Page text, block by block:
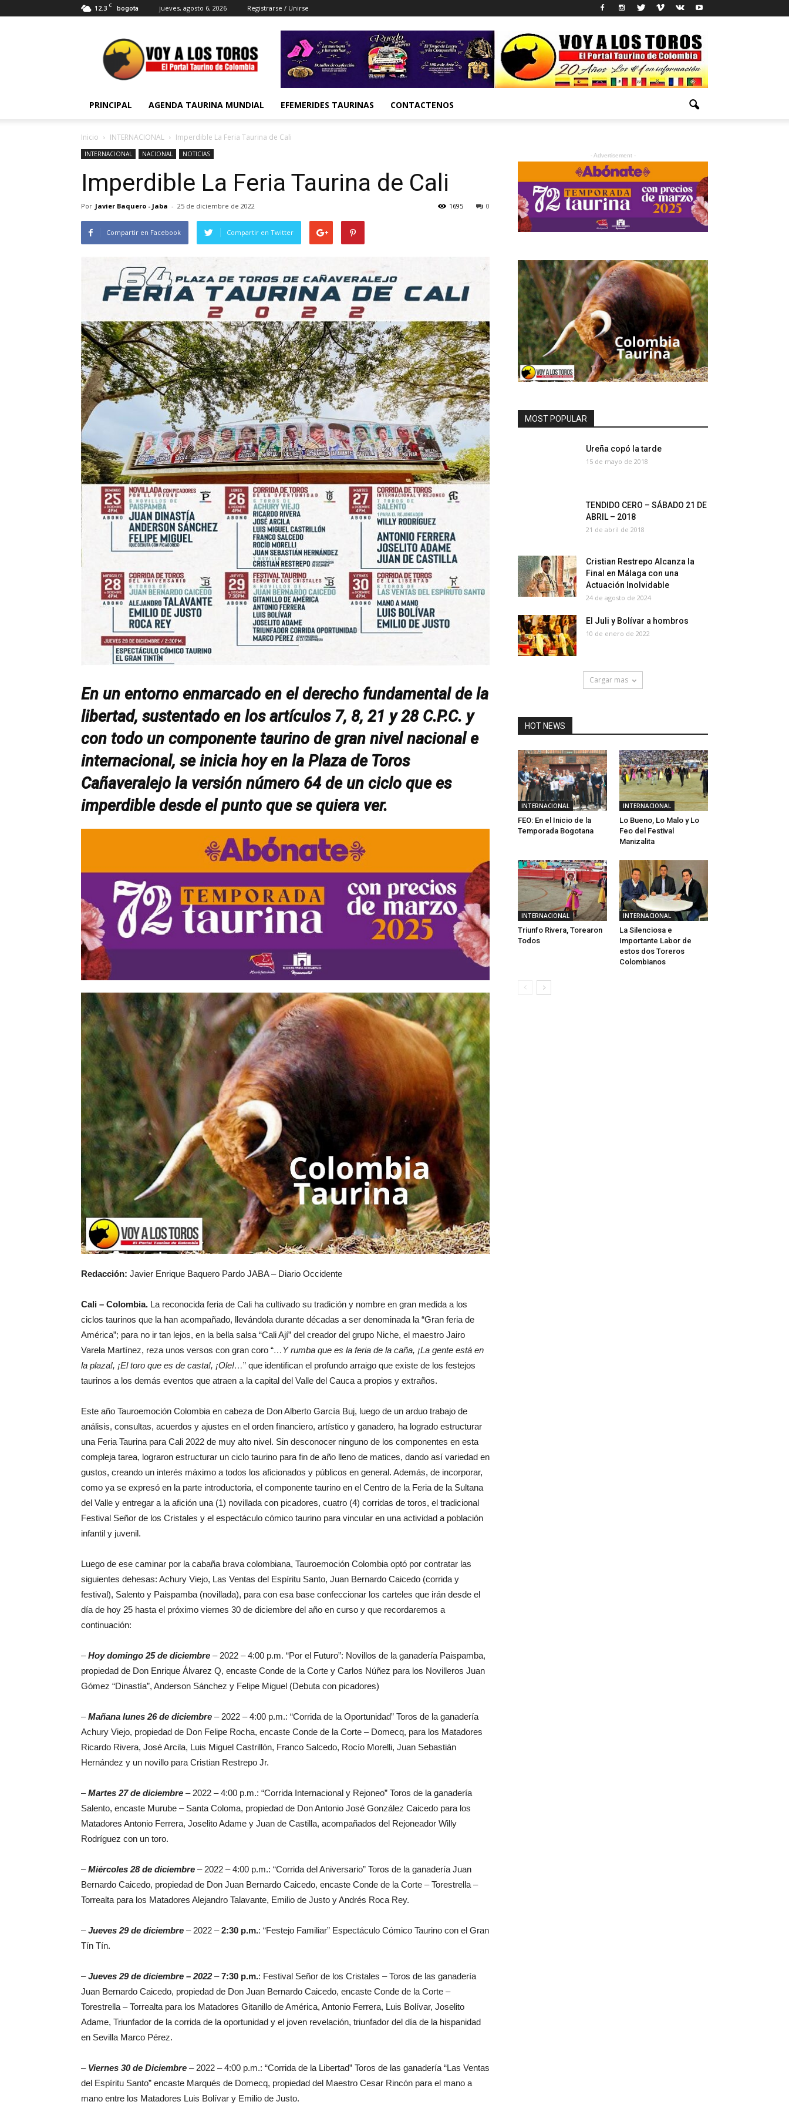
12.3 C bogota jueves, agosto 6, 2026 Registrarse / Unirse
Voy
a
Los
Toros
PRINCIPAL AGENDA TAURINA MUNDIAL EFEMERIDES TAURINAS CONTACTENOS
Inicio INTERNACIONAL Imperdible La Feria Taurina de Cali
INTERNACIONAL NACIONAL NOTICIAS
Imperdible La Feria Taurina de Cali
Por Javier Baquero - Jaba - 25 de diciembre de 2022 0
1695
Compartir en Facebook Compartir en Twitter
En un entorno enmarcado en el derecho fundamental de la
libertad, sustentado en los artículos 7, 8, 21 y 28 C.P.C. y
con todo un componente taurino de gran nivel nacional e
internacional, se inicia hoy en la Plaza de Toros
Cañaveralejo la versión número 64 de un ciclo que es
imperdible desde el punto que se quiera ver.
Redacción: Javier Enrique Baquero Pardo JABA – Diario Occidente
Cali – Colombia. La reconocida feria de Cali ha cultivado su tradición y nombre en gran medida a los
ciclos taurinos que la han acompañado, llevándola durante décadas a ser denominada la “Gran feria de
América”; para no ir tan lejos, en la bella salsa “Cali Ají” del creador del grupo Niche, el maestro Jairo
Varela Martínez, reza unos versos con gran coro “…Y rumba que es la feria de la caña, ¡La gente está en
la plaza!, ¡El toro que es de casta!, ¡Ole!…” que identifican el profundo arraigo que existe de los festejos
taurinos a los demás eventos que atraen a la capital del Valle del Cauca a propios y extraños.
Este año Tauroemoción Colombia en cabeza de Don Alberto García Buj, luego de un arduo trabajo de
análisis, consultas, acuerdos y ajustes en el orden financiero, artístico y ganadero, ha logrado estructurar
una Feria Taurina para Cali 2022 de muy alto nivel. Sin desconocer ninguno de los componentes en esta
compleja tarea, lograron estructurar un ciclo taurino para fin de año lleno de matices, dando así variedad en
gustos, creando un interés máximo a todos los aficionados y públicos en general. Además, de incorporar,
como ya se expresó en la parte introductoria, el componente taurino en el Centro de la Feria de la Sultana
del Valle y entregar a la afición una (1) novillada con picadores, cuatro (4) corridas de toros, el tradicional
Festival Señor de los Cristales y el espectáculo cómico taurino para vincular en una actividad a población
infantil y juvenil.
Luego de ese caminar por la cabaña brava colombiana, Tauroemoción Colombia optó por contratar las
siguientes dehesas: Achury Viejo, Las Ventas del Espíritu Santo, Juan Bernardo Caicedo (corrida y
festival), Salento y Paispamba (novillada), para con esa base confeccionar los carteles que irán desde el
día de hoy 25 hasta el próximo viernes 30 de diciembre del año en curso y que recordaremos a
continuación:
–Hoy domingo 25 de diciembre – 2022 – 4:00 p.m. “Por el Futuro”: Novillos de la ganadería Paispamba,
propiedad de Don Enrique Álvarez Q, encaste Conde de la Corte y Carlos Núñez para los Novilleros Juan
Gómez “Dinastía”, Anderson Sánchez y Felipe Miguel (Debuta con picadores)
–Mañana lunes 26 de diciembre – 2022 – 4:00 p.m.: “Corrida de la Oportunidad” Toros de la ganadería
Achury Viejo, propiedad de Don Felipe Rocha, encaste Conde de la Corte – Domecq, para los Matadores
Ricardo Rivera, José Arcila, Luis Miguel Castrillón, Franco Salcedo, Rocío Morelli, Juan Sebastián
Hernández y un novillo para Cristian Restrepo Jr.
–Martes 27 de diciembre – 2022 – 4:00 p.m.: “Corrida Internacional y Rejoneo” Toros de la ganadería
Salento, encaste Murube – Santa Coloma, propiedad de Don Antonio José González Caicedo para los
Matadores Antonio Ferrera, Joselito Adame y Juan de Castilla, acompañados del Rejoneador Willy
Rodríguez con un toro.
–Miércoles 28 de diciembre – 2022 – 4:00 p.m.: “Corrida del Aniversario” Toros de la ganadería Juan
Bernardo Caicedo, propiedad de Don Juan Bernardo Caicedo, encaste Conde de la Corte – Torestrella –
Torrealta para los Matadores Alejandro Talavante, Emilio de Justo y Andrés Roca Rey.
–Jueves 29 de diciembre – 2022 –2:30 p.m.: “Festejo Familiar” Espectáculo Cómico Taurino con el Gran
Tín Tín.
–Jueves 29 de diciembre – 2022–7:30 p.m.: Festival Señor de los Cristales – Toros de las ganadería
Juan Bernardo Caicedo, propiedad de Don Juan Bernardo Caicedo, encaste Conde de la Corte –
Torestrella – Torrealta para los Matadores Gitanillo de América, Antonio Ferrera, Luis Bolívar, Joselito
Adame, Triunfador de la corrida de la oportunidad y el joven revelación, triunfador del día de la hispanidad
en Sevilla Marco Pérez.
– Viernes 30 de Diciembre – 2022 – 4:00 p.m.: “Corrida de la Libertad” Toros de las ganadería “Las Ventas
del Espíritu Santo” encaste Marqués de Domecq, propiedad del Maestro Cesar Rincón para el mano a
mano entre los Matadores Luis Bolívar y Emilio de Justo.
- Advertisement -
MOST POPULAR
Ureña copó la tarde
15 de mayo de 2018
TENDIDO CERO – SÁBADO 21 DE
ABRIL – 2018
21 de abril de 2018
Cristian Restrepo Alcanza la
Final en Málaga con una
Actuación Inolvidable
24 de agosto de 2024
El Juli y Bolívar a hombros
10 de enero de 2022
Cargar mas
HOT NEWS
INTERNACIONAL
FEO: En el Inicio de la
Temporada Bogotana
INTERNACIONAL
Lo Bueno, Lo Malo y Lo
Feo del Festival
Manizalita
INTERNACIONAL
Triunfo Rivera, Torearon
Todos
INTERNACIONAL
La Silenciosa e
Importante Labor de
estos dos Toreros
Colombianos